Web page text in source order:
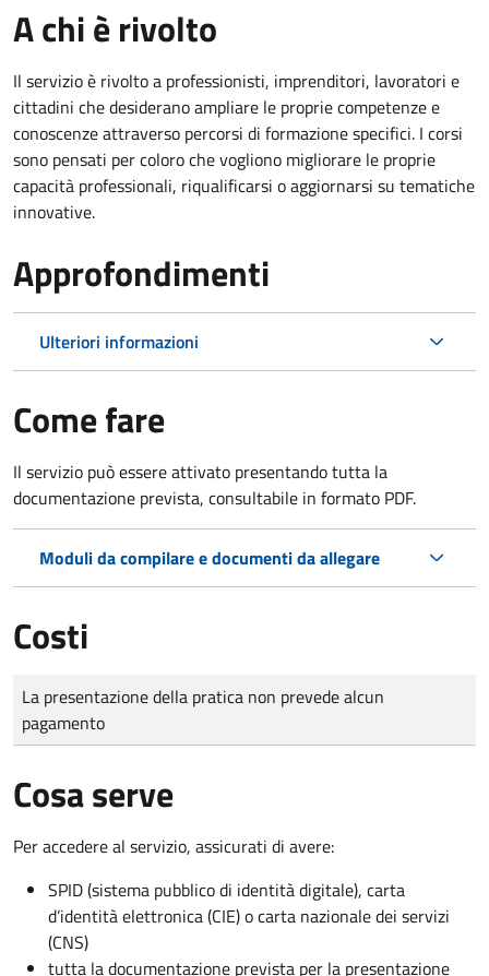
A chi è rivolto
Il servizio è rivolto a professionisti, imprenditori, lavoratori e
cittadini che desiderano ampliare le proprie competenze e
conoscenze attraverso percorsi di formazione specifici. I corsi
sono pensati per coloro che vogliono migliorare le proprie
capacità professionali, riqualificarsi o aggiornarsi su tematiche
innovative.
Approfondimenti
Ulteriori informazioni
Come fare
Il servizio può essere attivato presentando tutta la
documentazione prevista, consultabile in formato PDF.
Moduli da compilare e documenti da allegare
Costi
Tipo di pagamento
Importo
La presentazione della pratica non prevede alcun
pagamento
Cosa serve
Per accedere al servizio, assicurati di avere:
SPID (sistema pubblico di identità digitale), carta
d’identità elettronica (CIE) o carta nazionale dei servizi
(CNS)
tutta la documentazione prevista per la presentazione